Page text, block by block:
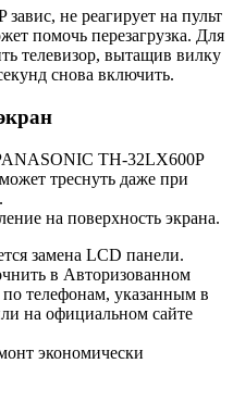
не реагирует на пульт
помочь перезагрузка. Для
телевизор, вытащив вилку
снова включить.
TH-32LX600P
треснуть даже при
на поверхность экрана.
замена LCD панели.
в Авторизованном
телефонам, указанным в
на официальном сайте
экономически